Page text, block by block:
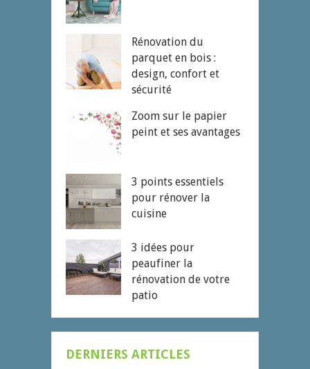
Rénovation du
parquet en bois :
design, confort et
sécurité
Zoom sur le papier
peint et ses avantages
3 points essentiels
pour rénover la
cuisine
3 idées pour
peaufiner la
rénovation de votre
patio
DERNIERS ARTICLES